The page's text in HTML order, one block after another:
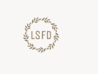
konten